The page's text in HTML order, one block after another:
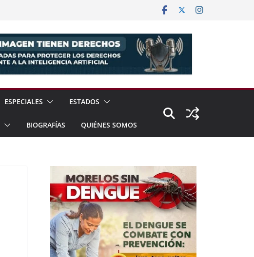
ESPECIALES ESTADOS
BIOGRAFÍAS QUIÉNES SOMOS